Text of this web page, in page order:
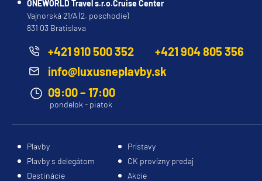
Ritz-Carlton
Evrima
Ilma
Luminara
Royal Caribbean Cruises
Adventure of the Seas
Allure of the Seas
Anthem of the Seas
Brilliance of the Seas
ONEWORLD Travel s.r.o.Cruise Center
Vajnorská 21/A (2. poschodie)
831 03 Bratislava
+421 910 500 352
+421 904 805 356
info@luxusneplavby.sk
09:00 – 17:00
pondelok - piatok
Plavby
Prístavy
Plavby s delegátom
CK provízny predaj
Destinácie
Akcie